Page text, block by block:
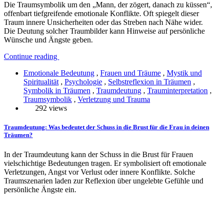
Die Traumsymbolik um den „Mann, der zögert, danach zu küssen“,
offenbart tiefgreifende emotionale Konflikte. Oft spiegelt dieser
Traum innere Unsicherheiten oder das Streben nach Nähe wider.
Die Deutung solcher Traumbilder kann Hinweise auf persönliche
Wünsche und Ängste geben.
Continue reading
Emotionale Bedeutung , Frauen und Träume , Mystik und
Spiritualität , Psychologie , Selbstreflexion in Träumen ,
Symbolik in Träumen , Traumdeutung , Trauminterpretation ,
Traumsymbolik , Verletzung und Trauma
292 views
Traumdeutung: Was bedeutet der Schuss in die Brust für die Frau in deinen
Träumen?
In der Traumdeutung kann der Schuss in die Brust für Frauen
vielschichtige Bedeutungen tragen. Er symbolisiert oft emotionale
Verletzungen, Angst vor Verlust oder innere Konflikte. Solche
Traumszenarien laden zur Reflexion über ungelebte Gefühle und
persönliche Ängste ein.